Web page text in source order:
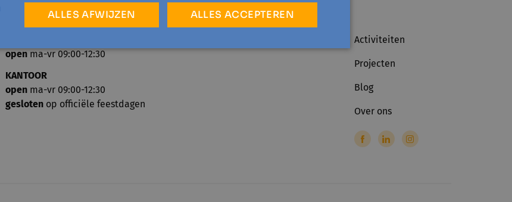
openma-vr 09:00-12:30
KANTOOR
openma-vr 09:00-12:30
geslotenop officiële feestdagen
Activiteiten
Projecten
Blog
Over ons
ALLES ACCEPTEREN
ALLES AFWIJZEN